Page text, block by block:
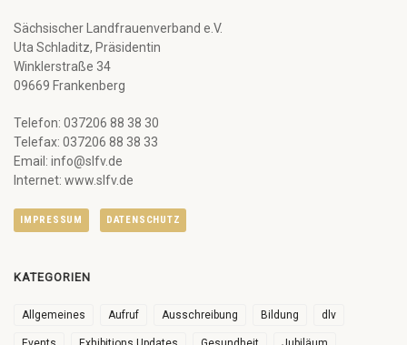
Sächsischer Landfrauenverband e.V.
Uta Schladitz, Präsidentin
Winklerstraße 34
09669 Frankenberg
Telefon: 037206 88 38 30
Telefax: 037206 88 38 33
Email: info@slfv.de
Internet: www.slfv.de
IMPRESSUM DATENSCHUTZ
KATEGORIEN
Allgemeines Aufruf Ausschreibung Bildung dlv